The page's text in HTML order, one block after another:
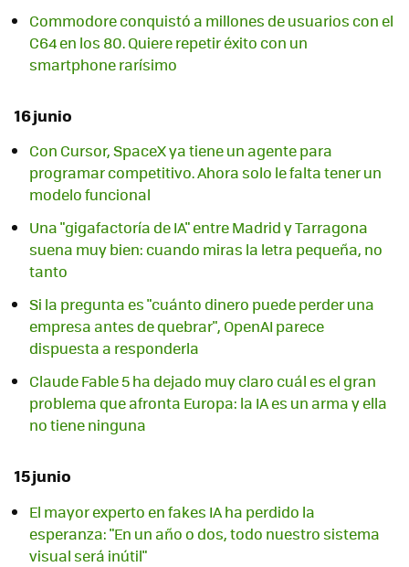
Commodore conquistó a millones de usuarios con el
C64 en los 80. Quiere repetir éxito con un
smartphone rarísimo
16 junio
Con Cursor, SpaceX ya tiene un agente para
programar competitivo. Ahora solo le falta tener un
modelo funcional
Una "gigafactoría de IA" entre Madrid y Tarragona
suena muy bien: cuando miras la letra pequeña, no
tanto
Si la pregunta es "cuánto dinero puede perder una
empresa antes de quebrar", OpenAI parece
dispuesta a responderla
Claude Fable 5 ha dejado muy claro cuál es el gran
problema que afronta Europa: la IA es un arma y ella
no tiene ninguna
15 junio
El mayor experto en fakes IA ha perdido la
esperanza: "En un año o dos, todo nuestro sistema
visual será inútil"